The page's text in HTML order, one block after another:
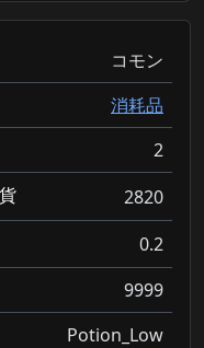
コモン
消耗品
2
2820
0.2
9999
Potion_Low